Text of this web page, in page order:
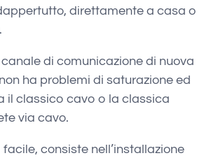
direttamente a casa o
di comunicazione di nuova
ha problemi di saturazione ed
il classico cavo o la classica
via cavo.
consiste nell’installazione